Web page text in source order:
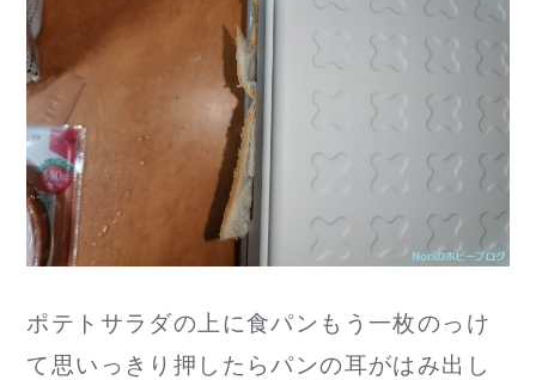
ポテトサラダの上に食パンもう一枚のっけ
て思いっきり押したらパンの耳がはみ出し